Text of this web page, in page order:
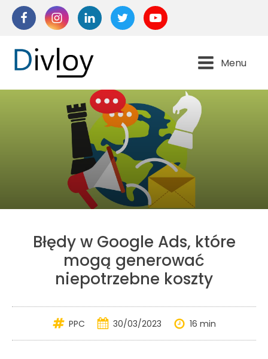
Menu
Błędy w Google Ads, które
mogą generować
niepotrzebne koszty
PPC 30/03/2023 16 min